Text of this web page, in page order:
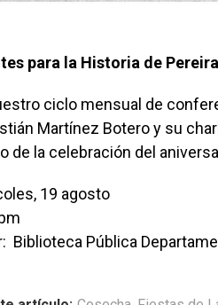
para la Historia de Pereira
ciclo mensual de
Martínez Botero y su
de la celebración del
19 agosto
Biblioteca Pública